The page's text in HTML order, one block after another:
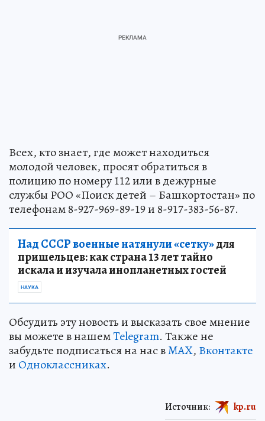
Всех, кто знает, где может находиться
молодой человек, просят обратиться в
полицию по номеру 112 или в дежурные
службы РОО «Поиск детей – Башкортостан» по
телефонам 8-927-969-89-19 и 8-917-383-56-87.
Над СССР военные натянули «сетку»для
пришельцев: как страна 13 лет тайно
искала и изучала инопланетных гостей
НАУКА
Обсудить эту новость и высказать свое мнение
вы можете в нашемTelegram. Также не
забудьте подписаться на нас вMAX, Вконтакте
и Одноклассниках.
Источник: kp.ru